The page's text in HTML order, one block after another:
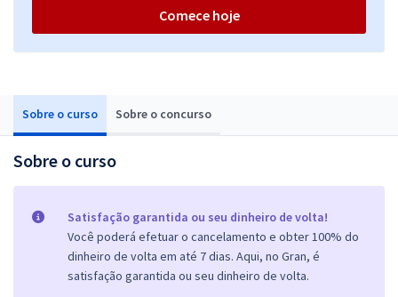
Sobre o curso Sobre o concurso
Sobre o curso
Satisfação garantida ou seu dinheiro de volta!
Você poderá efetuar o cancelamento e obter 100% do
dinheiro de volta em até 7 dias. Aqui, no Gran, é
satisfação garantida ou seu dinheiro de volta.
Comece hoje